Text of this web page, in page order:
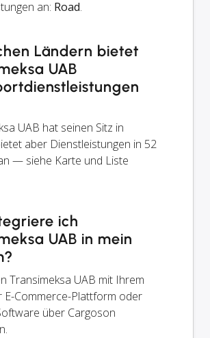
an: Road.
Ländern bietet
UAB
UAB hat seinen Sitz in
aber Dienstleistungen in 52
— siehe Karte und Liste
ich
UAB in mein
Transimeksa UAB mit Ihrem
E-Commerce-Plattform oder
über Cargoson